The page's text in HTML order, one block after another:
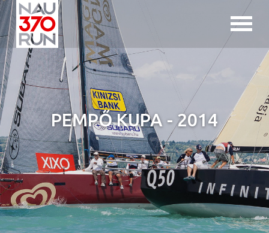
Jump to navigation
PEMPŐ KUPA - 2014